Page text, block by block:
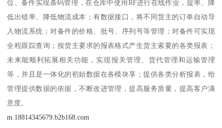
位、备件实现条码管理，在仓库中使用RF进行在线作业，提率、降
低出错率、降低物流成本；有数据接口，将不同货主的订单自动导
入物流系统；对备件的价格、批号、序列号等管理；对备件可实现
全程跟踪查询；按货主要求的报表格式产生货主索要的各类报表；
未来能顺利拓展相关功能，实现报关管理、货代管理和运输管理
等，并且是一体化的初始数据在各模块享；提供各类分析报表，给
管理提供数据的依据，不断改进管理，提高服务质量，提高客户满
意度。
m.18814345679.b2b168.com